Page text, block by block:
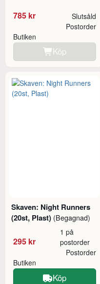
785 kr Slutsåld
Butiken
Postorder
Köp
Skaven: Night Runners
(20st, Plast) (Begagnad)
295 kr
1 på
postorder
Butiken
Postorder
Köp